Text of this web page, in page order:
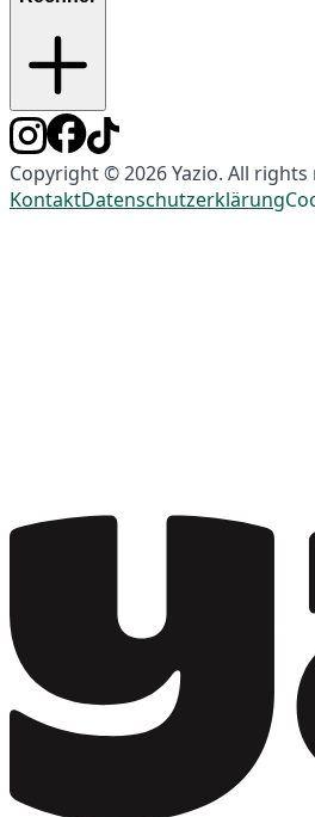
Copyright © 2026 Yazio. All rights
KontaktDatenschutzerklärung